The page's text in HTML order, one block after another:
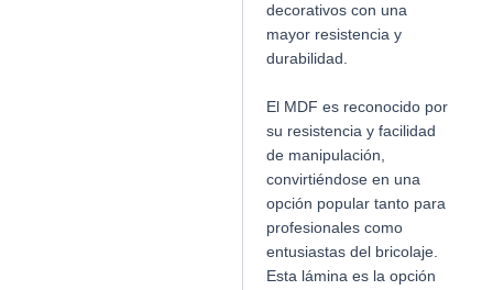
decorativos con una
mayor resistencia y
durabilidad.
El MDF es reconocido por
su resistencia y facilidad
de manipulación,
convirtiéndose en una
opción popular tanto para
profesionales como
entusiastas del bricolaje.
Esta lámina es la opción